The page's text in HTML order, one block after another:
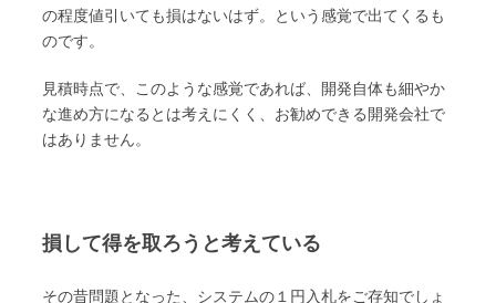
の程度値引いても損はないはず。という感覚で出てくるも
のです。
見積時点で、このような感覚であれば、開発自体も細やか
な進め方になるとは考えにくく、お勧めできる開発会社で
はありません。
損して得を取ろうと考えている
その昔問題となった、システムの１円入札をご存知でしょ